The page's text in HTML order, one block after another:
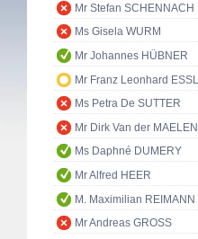
Mr Stefan SCHENNACH
Ms Gisela WURM
Mr Johannes HÜBNER
Mr Franz Leonhard ESSL
Ms Petra De SUTTER
Mr Dirk Van der MAELEN
Ms Daphné DUMERY
Mr Alfred HEER
M. Maximilian REIMANN
Mr Andreas GROSS